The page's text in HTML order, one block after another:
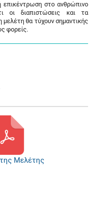
επικέντρωση στο ανθρώπινο
οι διαπιστώσεις και τα
θα τύχουν σημαντικής
φορείς.
Μελέτης